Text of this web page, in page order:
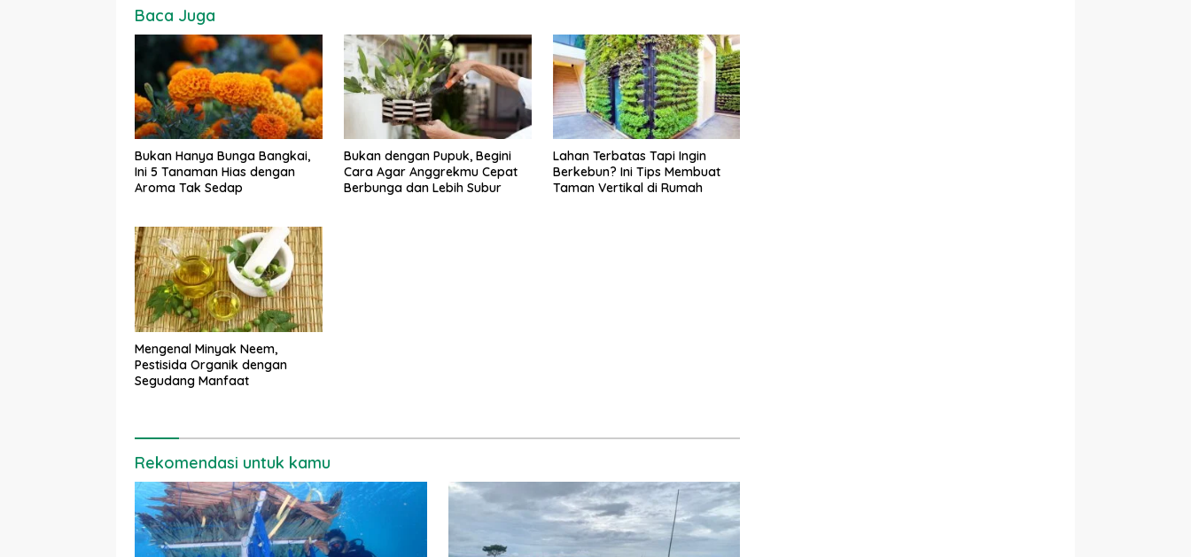
Baca Juga
Bukan Hanya Bunga Bangkai,
Ini 5 Tanaman Hias dengan
Aroma Tak Sedap
Bukan dengan Pupuk, Begini
Cara Agar Anggrekmu Cepat
Berbunga dan Lebih Subur
Lahan Terbatas Tapi Ingin
Berkebun? Ini Tips Membuat
Taman Vertikal di Rumah
Mengenal Minyak Neem,
Pestisida Organik dengan
Segudang Manfaat
Rekomendasi untuk kamu